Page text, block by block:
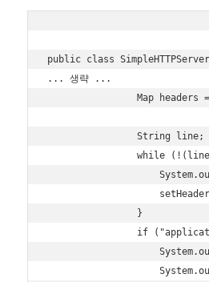
public class
... 생략 ...
                Map
headers =
                String line;
while
                }
if